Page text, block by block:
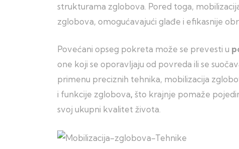
strukturama zglobova. Pored toga,
zglobova, omogućavajući glađe i efikasnije
Povećani opseg pokreta može se prevesti u
one koji se oporavljaju od povreda ili se
primenu preciznih tehnika, mobilizacija
i funkcije zglobova, što krajnje pomaže
svoj ukupni kvalitet života.